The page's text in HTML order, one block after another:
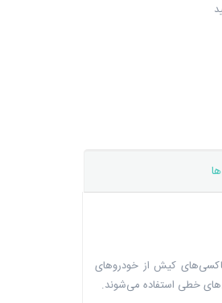
کیش از خودروهای
خطی استفاده می‌شوند.